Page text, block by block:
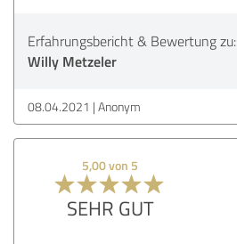
Erfahrungsbericht & Bewertung zu:
Willy Metzeler
08.04.2021 Anonym
5,00 von 5
SEHR GUT